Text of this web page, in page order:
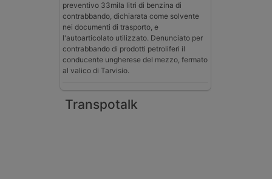
preventivo 33mila litri di benzina di
contrabbando, dichiarata come solvente
nei documenti di trasporto, e
l'autoarticolato utilizzato. Denunciato per
contrabbando di prodotti petroliferi il
conducente ungherese del mezzo, fermato
al valico di Tarvisio.
Transpotalk